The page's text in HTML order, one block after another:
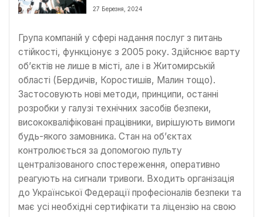
27 Березня, 2024
Група компаній у сфері надання послуг з питань
стійкості, функціонує з 2005 року. Здійснює варту
об’єктів не лише в місті, але і в Житомирській
області (Бердичів, Коростишів, Малин тощо).
Застосовують нові методи, принципи, останні
розробки у галузі технічних засобів безпеки,
висококваліфіковані працівники, вирішують вимоги
будь-якого замовника. Стан на об’єктах
контролюється за допомогою пульту
централізованого спостереження, оперативно
реагують на сигнали тривоги. Входить організація
до Української Федерації професіоналів безпеки та
має усі необхідні сертифікати та ліцензію на свою